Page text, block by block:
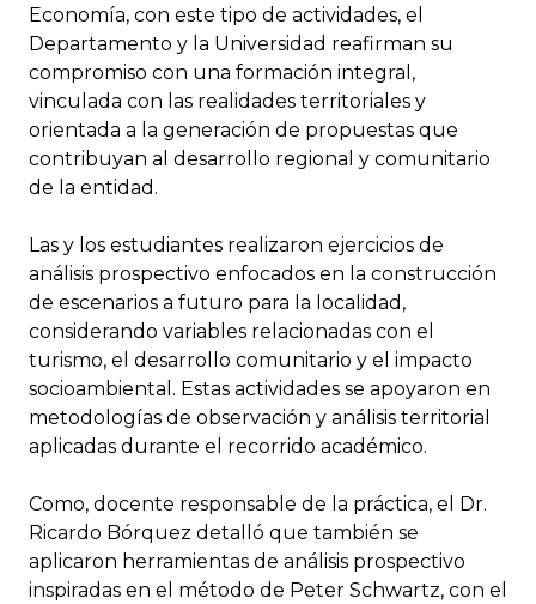
Economía, con este tipo de actividades, el
Departamento y la Universidad reafirman su
compromiso con una formación integral,
vinculada con las realidades territoriales y
orientada a la generación de propuestas que
contribuyan al desarrollo regional y comunitario
de la entidad.
Las y los estudiantes realizaron ejercicios de
análisis prospectivo enfocados en la construcción
de escenarios a futuro para la localidad,
considerando variables relacionadas con el
turismo, el desarrollo comunitario y el impacto
socioambiental. Estas actividades se apoyaron en
metodologías de observación y análisis territorial
aplicadas durante el recorrido académico.
Como, docente responsable de la práctica, el Dr.
Ricardo Bórquez detalló que también se
aplicaron herramientas de análisis prospectivo
inspiradas en el método de Peter Schwartz, con el